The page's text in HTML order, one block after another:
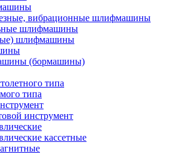
вибрационные шлифмашины
шлифмашины
шлифмашины
(бормашины)
типа
типа
инструмент
кассетные